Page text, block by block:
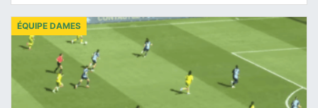
ÉQUIPE DAMES